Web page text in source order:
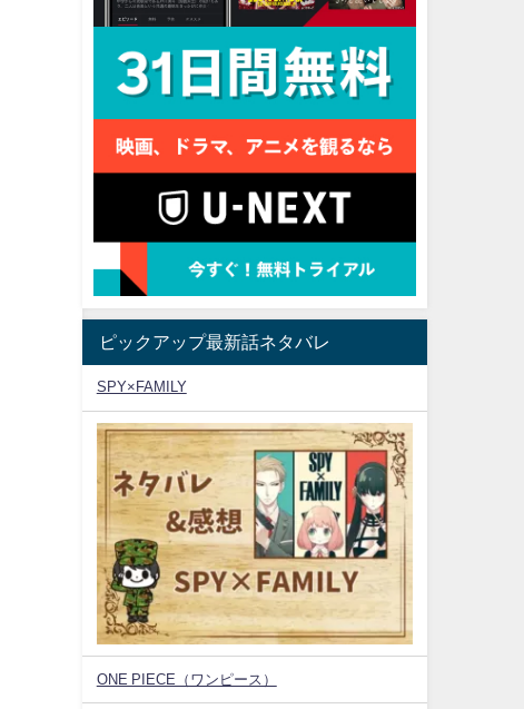
ピックアップ最新話ネタバレ
SPY×FAMILY
ONE PIECE（ワンピース）